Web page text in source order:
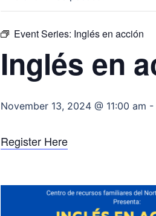
Event Series: Inglés en acción
Inglés en
November 13, 2024 @ 11:00 am -
Register Here